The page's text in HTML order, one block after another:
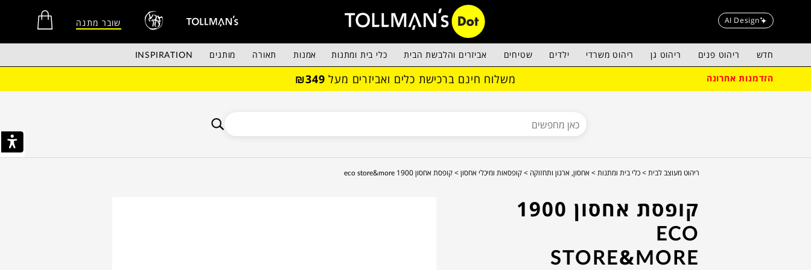
AI Design שובר מתנה
חדש ריהוט פנים ריהוט גן ריהוט משרדי ילדים שטיחים אביזרים והלבשת הבית כלי בית ומתנות אמנות תאורה מותגים INSPIRATION
הזדמנות אחרונה משלוח חינם ברכישת כלים ואביזרים מעל ₪349
ריהוט מעוצב לבית > כלי בית ומתנות > אחסון, ארגון ותחזוקה > קופסאות ומיכלי אחסון > קופסת אחסון 1900 eco store&more
קופסת אחסון 1900
ECO
STORE&MORE